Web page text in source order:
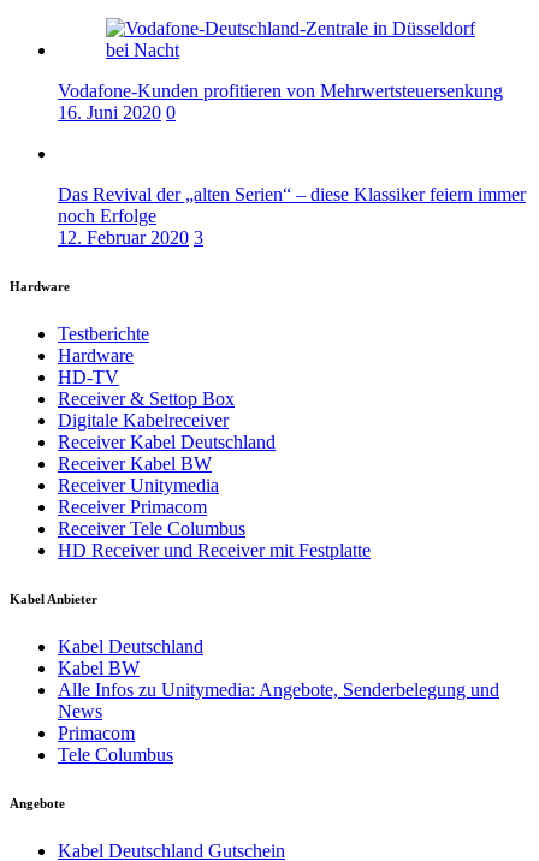
Vodafone-Kunden profitieren von Mehrwertsteuersenkung
16. Juni 2020 0
Das Revival der „alten Serien“ – diese Klassiker feiern immer
noch Erfolge
12. Februar 2020 3
Hardware
Testberichte
Hardware
HD-TV
Receiver & Settop Box
Digitale Kabelreceiver
Receiver Kabel Deutschland
Receiver Kabel BW
Receiver Unitymedia
Receiver Primacom
Receiver Tele Columbus
HD Receiver und Receiver mit Festplatte
Kabel Anbieter
Kabel Deutschland
Kabel BW
Alle Infos zu Unitymedia: Angebote, Senderbelegung und
News
Primacom
Tele Columbus
Angebote
Kabel Deutschland Gutschein